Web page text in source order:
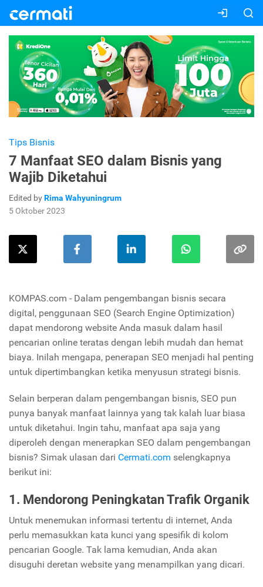
Tips Bisnis
7 Manfaat SEO dalam Bisnis yang
Wajib Diketahui
Edited byRima Wahyuningrum
5 Oktober 2023
KOMPAS.com - Dalam pengembangan bisnis secara
digital, penggunaan SEO (Search Engine Optimization)
dapat mendorong website Anda masuk dalam hasil
pencarian online teratas dengan lebih mudah dan hemat
biaya. Inilah mengapa, penerapan SEO menjadi hal penting
untuk dipertimbangkan ketika menyusun strategi bisnis.
Selain berperan dalam pengembangan bisnis, SEO pun
punya banyak manfaat lainnya yang tak kalah luar biasa
untuk diketahui. Ingin tahu, manfaat apa saja yang
diperoleh dengan menerapkan SEO dalam pengembangan
bisnis? Simak ulasan dari Cermati.com selengkapnya
berikut ini:
1. Mendorong Peningkatan Trafik Organik
Untuk menemukan informasi tertentu di internet, Anda
perlu memasukkan kata kunci yang spesifik di kolom
pencarian Google. Tak lama kemudian, Anda akan
disuguhi deretan website yang menampilkan yang dicari.